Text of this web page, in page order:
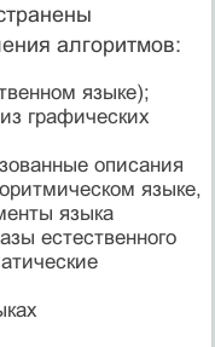
алгоритмов:
языке);
графических
описания
языке,
языка
естественного